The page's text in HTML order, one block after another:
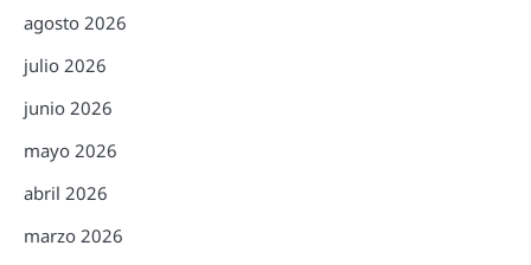
agosto 2026
julio 2026
junio 2026
mayo 2026
abril 2026
marzo 2026